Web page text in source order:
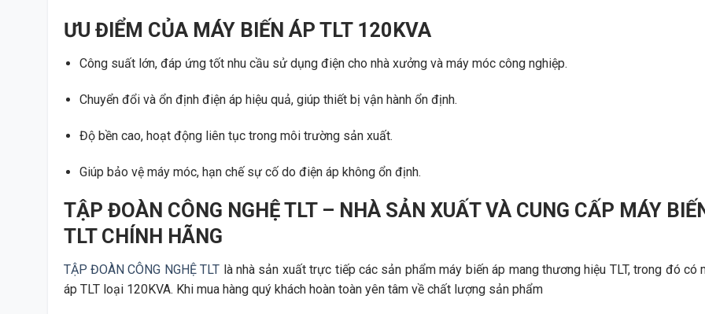
ƯU ĐIỂM CỦA MÁY BIẾN ÁP TLT 120KVA
Công suất lớn, đáp ứng tốt nhu cầu sử dụng điện cho nhà xưởng và máy móc công nghiệp.
Chuyển đổi và ổn định điện áp hiệu quả, giúp thiết bị vận hành ổn định.
Độ bền cao, hoạt động liên tục trong môi trường sản xuất.
Giúp bảo vệ máy móc, hạn chế sự cố do điện áp không ổn định.
TẬP ĐOÀN CÔNG NGHỆ TLT – NHÀ SẢN XUẤT VÀ CUNG CẤP MÁY
TLT CHÍNH HÃNG
TẬP ĐOÀN CÔNG NGHỆ TLT là nhà sản xuất trực tiếp các sản phẩm máy biến áp mang thương hiệu TLT, trong đó có
áp TLT loại 120KVA. Khi mua hàng quý khách hoàn toàn yên tâm về chất lượng sản phẩm